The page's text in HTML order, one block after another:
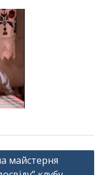
майстерня